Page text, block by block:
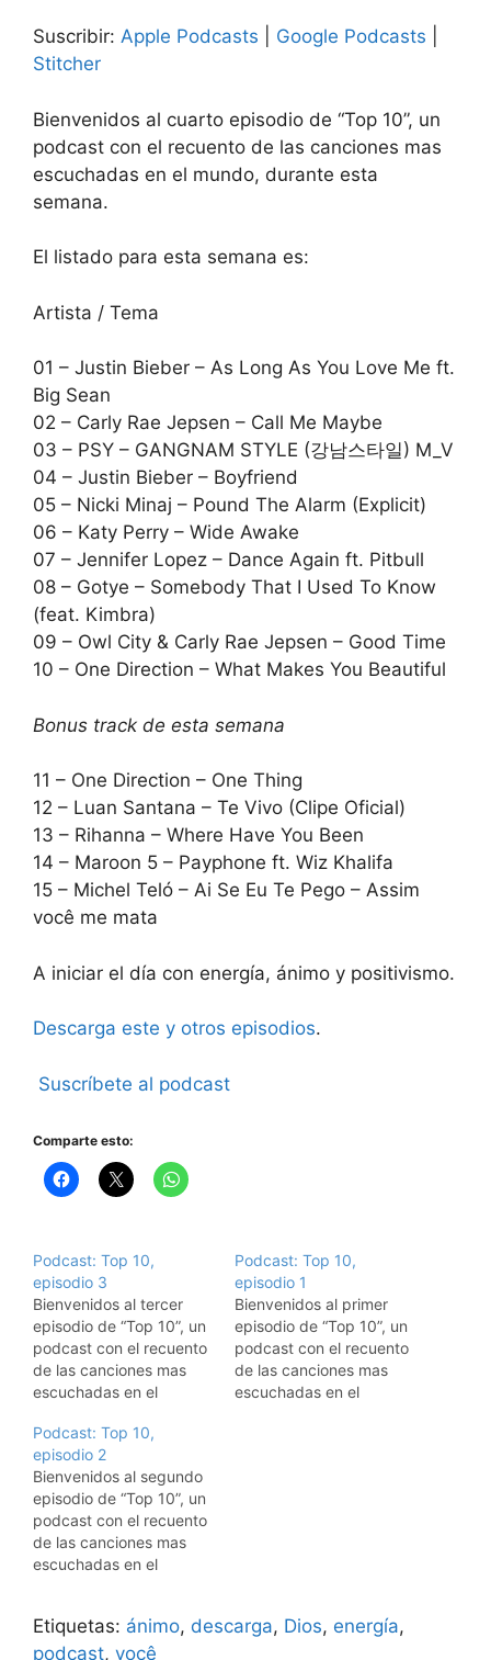
FEED RSS
ENLACE
INCRUST
Suscribir: Apple Podcasts Google Podcasts
Stitcher
Bienvenidos al cuarto episodio de “Top 10”, un
podcast con el recuento de las canciones mas
escuchadas en el mundo, durante esta
semana.
El listado para esta semana es:
Artista / Tema
01 – Justin Bieber – As Long As You Love Me ft.
Big Sean
02 – Carly Rae Jepsen – Call Me Maybe
03 – PSY – GANGNAM STYLE (강남스타일) M_V
04 – Justin Bieber – Boyfriend
05 – Nicki Minaj – Pound The Alarm (Explicit)
06 – Katy Perry – Wide Awake
07 – Jennifer Lopez – Dance Again ft. Pitbull
08 – Gotye – Somebody That I Used To Know
(feat. Kimbra)
09 – Owl City & Carly Rae Jepsen – Good Time
10 – One Direction – What Makes You Beautiful
Bonus track de esta semana
11 – One Direction – One Thing
12 – Luan Santana – Te Vivo (Clipe Oficial)
13 – Rihanna – Where Have You Been
14 – Maroon 5 – Payphone ft. Wiz Khalifa
15 – Michel Teló – Ai Se Eu Te Pego – Assim
você me mata
A iniciar el día con energía, ánimo y positivismo.
Descarga este y otros episodios.
Suscríbete al podcast
Comparte esto:
Podcast: Top 10,
episodio 3
Bienvenidos al tercer
episodio de “Top 10”, un
podcast con el recuento
de las canciones mas
escuchadas en el
semana. El listado para
esta semana es: Artista /
Tema 01 - Carly Rae
Jepsen - Call Me Maybe
02 - Maroon 5 -
Payphone ft. Wiz
Khalifa…
Podcast: Top 10,
episodio 1
Bienvenidos al primer
episodio de “Top 10”, un
podcast con el recuento
de las canciones mas
escuchadas en el
Podcast: Top 10,
episodio 2
Bienvenidos al segundo
episodio de “Top 10”, un
podcast con el recuento
de las canciones mas
escuchadas en el
esta semana es: Artista /
Tema 01 - Carly Rae
Etiquetas: ánimo, descarga, Dios, energía,
podcast, você